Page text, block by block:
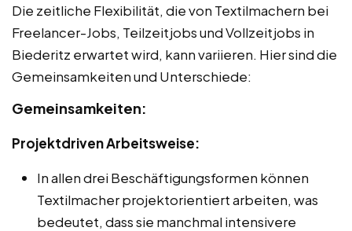
Die zeitliche Flexibilität, die von Textilmachern bei
Freelancer-Jobs, Teilzeitjobs und Vollzeitjobs in
Biederitz erwartet wird, kann variieren. Hier sind die
Gemeinsamkeiten und Unterschiede:
Gemeinsamkeiten:
Projektdriven Arbeitsweise:
In allen drei Beschäftigungsformen können
Textilmacher projektorientiert arbeiten, was
bedeutet, dass sie manchmal intensivere